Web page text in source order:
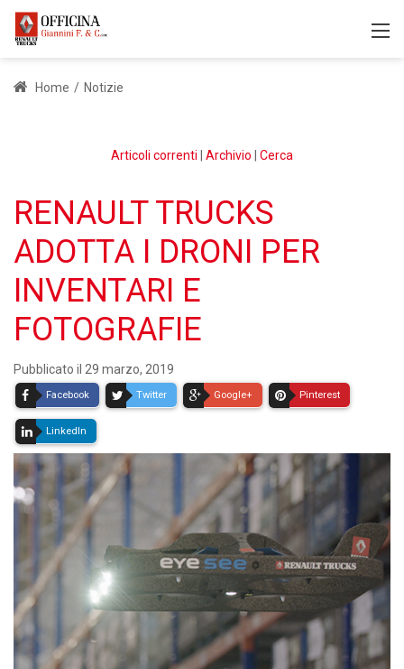
Home / Notizie
Articoli correnti Archivio Cerca
RENAULT TRUCKS
ADOTTA I DRONI PER
INVENTARI E
FOTOGRAFIE
Pubblicato il 29 marzo, 2019
Facebook Twitter Google+ Pinterest
LinkedIn